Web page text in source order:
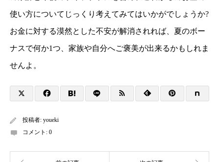
使い方についてじっくり考えてみてはいかがでしょうか?
お金に対する漠然とした不安が解消されれば、夏のボー
ナスで何か1つ、家族や自分へご褒美が出来るかもしれま
せんよ。
投稿者: youeki
コメント: 0